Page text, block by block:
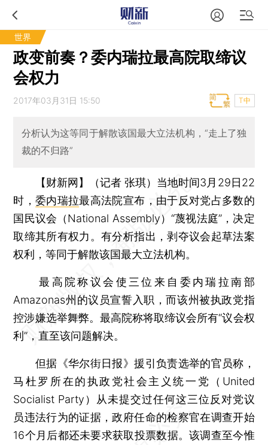
世界
政变前奏？委内瑞拉最高院取缔议
会权力
2017年03月31日 15:50 T中
分析认为这等同于解散该国最大立法机构，“走上了独
裁的不归路”
【财新网】（记者 张琪） 当地时间3月29日22
时，委内瑞拉最高法院宣布，由于反对党占多数的
国民议会（National Assembly）“蔑视法庭”，决定
取缔其所有权力。有分析指出，剥夺议会起草法案
权利，等同于解散该国最大立法机构。
最高院称议会使三位来自委内瑞拉南部
Amazonas州的议员宣誓入职，而该州被执政党指
控涉嫌选举舞弊。最高院称将取缔议会所有“议会权
利”，直至该问题解决。
但据《华尔街日报》援引负责选举的官员称，
马杜罗所在的执政党社会主义统一党（United
Socialist Party）从未提交过任何这三位反对党议
员违法行为的证据，政府任命的检察官在调查开始
16个月后都还未要求获取投票数据。该调查至今惟